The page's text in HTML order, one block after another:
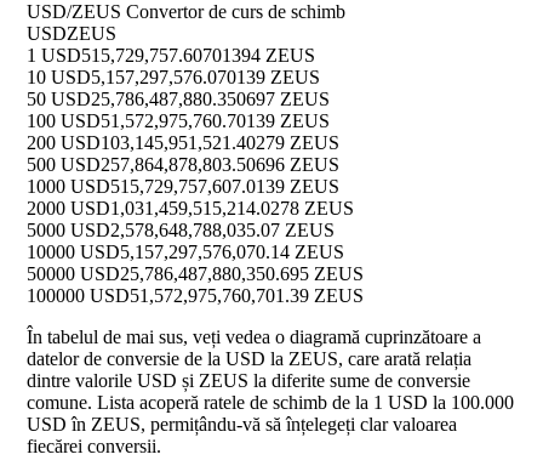
USD/ZEUS Convertor de curs de schimb
USDZEUS
1 USD515,729,757.60701394 ZEUS
10 USD5,157,297,576.070139 ZEUS
50 USD25,786,487,880.350697 ZEUS
100 USD51,572,975,760.70139 ZEUS
200 USD103,145,951,521.40279 ZEUS
500 USD257,864,878,803.50696 ZEUS
1000 USD515,729,757,607.0139 ZEUS
2000 USD1,031,459,515,214.0278 ZEUS
5000 USD2,578,648,788,035.07 ZEUS
10000 USD5,157,297,576,070.14 ZEUS
50000 USD25,786,487,880,350.695 ZEUS
100000 USD51,572,975,760,701.39 ZEUS
În tabelul de mai sus, veți vedea o diagramă cuprinzătoare a
datelor de conversie de la USD la ZEUS, care arată relația
dintre valorile USD și ZEUS la diferite sume de conversie
comune. Lista acoperă ratele de schimb de la 1 USD la 100.000
USD în ZEUS, permițându-vă să înțelegeți clar valoarea
fiecărei conversii.